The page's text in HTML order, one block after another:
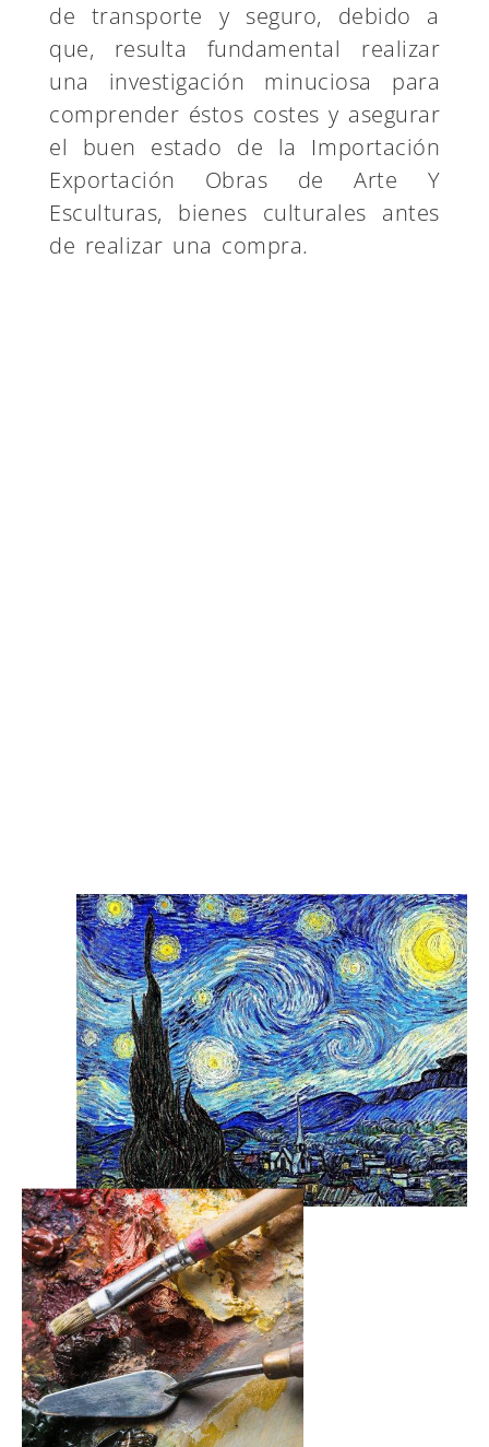
de transporte y seguro, debido a
que, resulta fundamental realizar
una investigación minuciosa para
comprender éstos costes y asegurar
el buen estado de la Importación
Exportación Obras de Arte Y
Esculturas, bienes culturales antes
de realizar una compra.